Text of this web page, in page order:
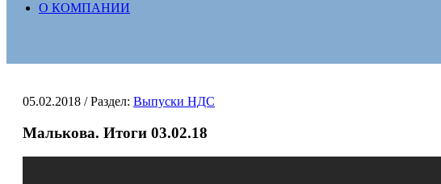
О КОМПАНИИ
05.02.2018 / Раздел: Выпуски НДС
Малькова. Итоги 03.02.18